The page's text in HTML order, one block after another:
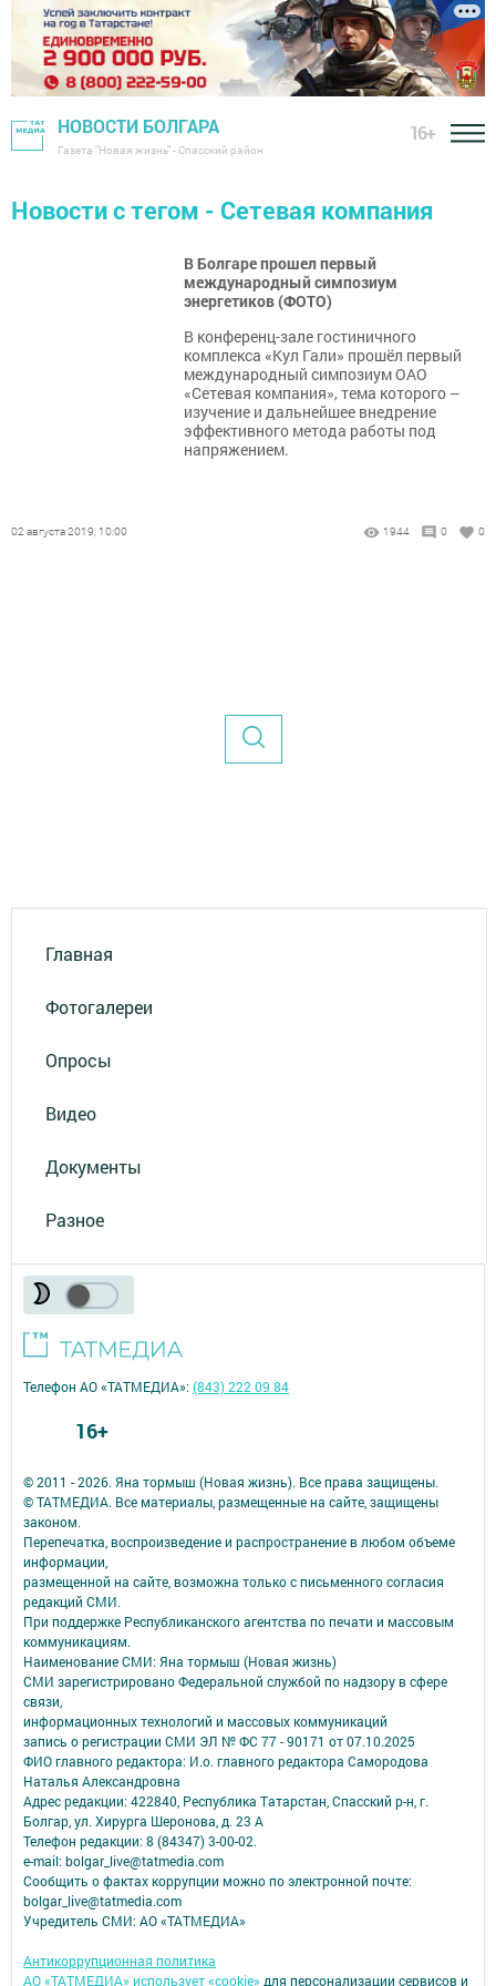
НОВОСТИ БОЛГАРА
Газета "Новая жизнь" - Спасский район
16+
Новости с тегом - Сетевая компания
В Болгаре прошел первый
международный симпозиум
энергетиков (ФОТО)
В конференц-зале гостиничного
комплекса «Кул Гали» прошёл первый
международный симпозиум ОАО
«Сетевая компания», тема которого –
изучение и дальнейшее внедрение
эффективного метода работы под
напряжением.
02 августа 2019, 10:00 1944 0 0
Главная
Фотогалереи
Опросы
Видео
Документы
Разное
© 2011 - 2026. Яна тормыш (Новая жизнь). Все права защищены.
© ТАТМЕДИА. Все материалы, размещенные на сайте, защищены
законом.
Перепечатка, воспроизведение и распространение в любом объеме
информации,
размещенной на сайте, возможна только с письменного согласия
редакций СМИ.
При поддержке Республиканского агентства по печати и массовым
коммуникациям.
Наименование СМИ: Яна тормыш (Новая жизнь)
СМИ зарегистрировано Федеральной службой по надзору в сфере
связи,
информационных технологий и массовых коммуникаций
запись о регистрации СМИ ЭЛ № ФС 77 - 90171 от 07.10.2025
ФИО главного редактора: И.о. главного редактора Самородова
Наталья Александровна
Адрес редакции: 422840, Республика Татарстан, Спасский р-н, г.
Болгар, ул. Хирурга Шеронова, д. 23 А
Телефон редакции: 8 (84347) 3-00-02.
e-mail: bolgar_live@tatmedia.com
Сообщить о фактах коррупции можно по электронной почте:
bolgar_live@tatmedia.com
Учредитель СМИ: АО «ТАТМЕДИА»
Антикоррупционная политика
АО «ТАТМЕДИА» использует «cookie» для персонализации сервисов и
Телефон АО «ТАТМЕДИА»:(843) 222 09 84
16+